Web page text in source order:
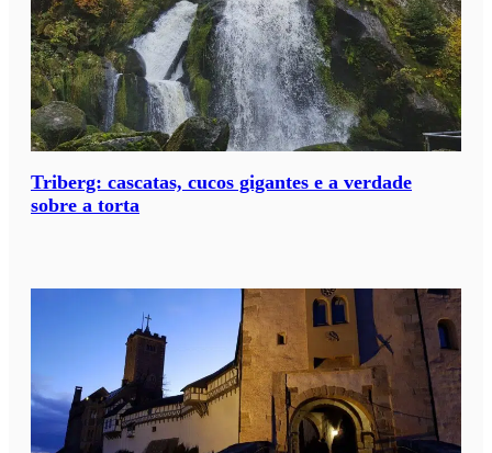
Triberg: cascatas, cucos gigantes e a verdade
sobre a torta